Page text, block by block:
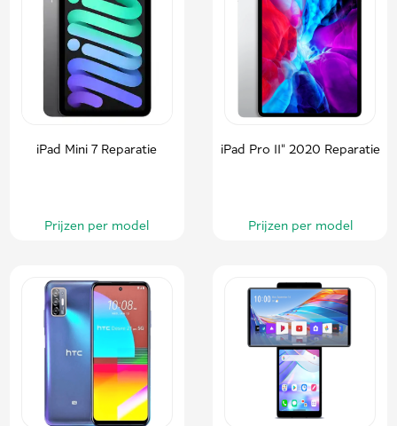
iPad Mini 7 Reparatie
Prijzen per model
iPad Pro 11" 2020 Reparatie
Prijzen per model